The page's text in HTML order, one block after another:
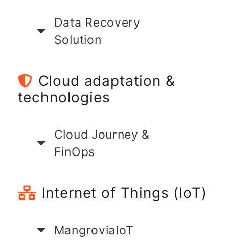
Data Recovery
Solution
Cloud adaptation &
technologies
Cloud Journey &
FinOps
Internet of Things (IoT)
MangroviaIoT